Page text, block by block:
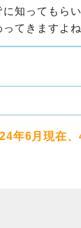
知ってもら
てきますよね
年6月現在